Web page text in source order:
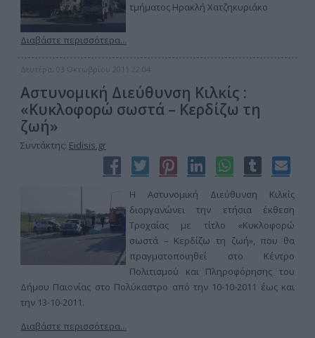
τμήματος Ηρακλή Χατζηκυριάκο
Διαβάστε περισσότερα...
Δευτέρα, 03 Οκτωβρίου 2011 22:04
Αστυνομική Διεύθυνση Κιλκίς :
«Κυκλοφορώ σωστά – Κερδίζω τη
ζωή»
Συντάκτης: Eidisis.gr
Η Αστυνομική Διεύθυνση Κιλκίς
διοργανώνει την ετήσια έκθεση
Τροχαίας με τίτλο «Κυκλοφορώ
σωστά – Κερδίζω τη ζωή», που θα
πραγματοποιηθεί στο Κέντρο
Πολιτισμού και Πληροφόρησης του
Δήμου Παιονίας στο Πολύκαστρο από την 10-10-2011 έως και
την 13-10-2011.
Διαβάστε περισσότερα...